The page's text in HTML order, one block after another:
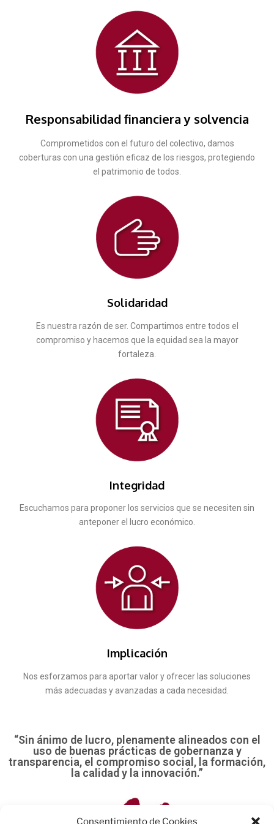
Consentimiento de Cookies
Responsabilidad financiera y solvencia
Comprometidos con el futuro del colectivo, damos
coberturas con una gestión eficaz de los riesgos, protegiendo
el patrimonio de todos.
Solidaridad
Es nuestra razón de ser. Compartimos entre todos el
compromiso y hacemos que la equidad sea la mayor
fortaleza.
Integridad
Escuchamos para proponer los servicios que se necesiten sin
anteponer el lucro económico.
Implicación
Nos esforzamos para aportar valor y ofrecer las soluciones
más adecuadas y avanzadas a cada necesidad.
“Sin ánimo de lucro, plenamente alineados con el
uso de buenas prácticas de gobernanza y
transparencia, el compromiso social, la formación,
la calidad y la innovación.”